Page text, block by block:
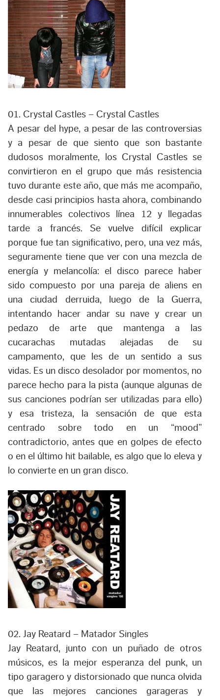
01. Crystal Castles – Crystal Castles
A pesar del hype, a pesar de las controversias
y a pesar de que siento que son bastante
dudosos moralmente, los Crystal Castles se
convirtieron en el grupo que más resistencia
tuvo durante este año, que más me acompaño,
desde casi principios hasta ahora, combinando
innumerables colectivos línea 12 y llegadas
tarde a francés. Se vuelve difícil explicar
porque fue tan significativo, pero, una vez más,
seguramente tiene que ver con una mezcla de
energía y melancolía: el disco parece haber
sido compuesto por una pareja de aliens en
una ciudad derruida, luego de la Guerra,
intentando hacer andar su nave y crear un
pedazo de arte que mantenga a las
cucarachas mutadas alejadas de su
campamento, que les de un sentido a sus
vidas. Es un disco desolador por momentos, no
parece hecho para la pista (aunque algunas de
sus canciones podrían ser utilizadas para ello)
y esa tristeza, la sensación de que esta
centrado sobre todo en un “mood”
contradictorio, antes que en golpes de efecto
o en el último hit bailable, es algo que lo eleva y
lo convierte en un gran disco.
02. Jay Reatard – Matador Singles
Jay Reatard, junto con un puñado de otros
músicos, es la mejor esperanza del punk, un
tipo garagero y distorsionado que nunca olvida
que las mejores canciones garageras y